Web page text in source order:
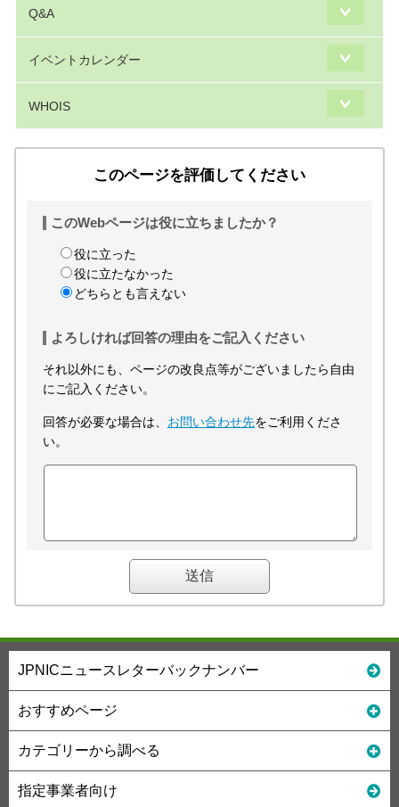
Q&A
イベントカレンダー
WHOIS
このページを評価してください
このWebページは役に立ちましたか？
役に立った
役に立たなかった
どちらとも言えない
よろしければ回答の理由をご記入ください
それ以外にも、ページの改良点等がございましたら自由
にご記入ください。
回答が必要な場合は、 お問い合わせ先をご利用くださ
い。
JPNICニュースレターバックナンバー
おすすめページ
カテゴリーから調べる
指定事業者向け